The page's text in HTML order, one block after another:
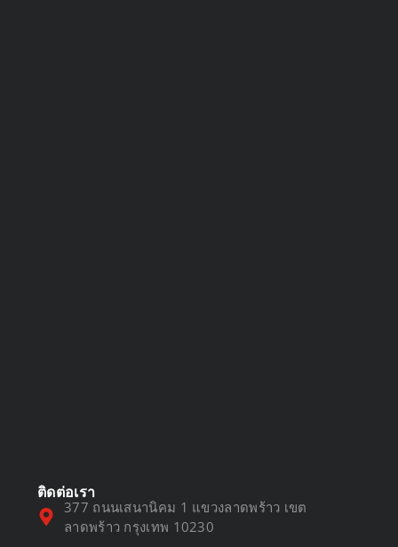
ติดต่อเรา
377 ถนนเสนานิคม 1 แขวงลาดพร้าว เขต
ลาดพร้าว กรุงเทพ 10230